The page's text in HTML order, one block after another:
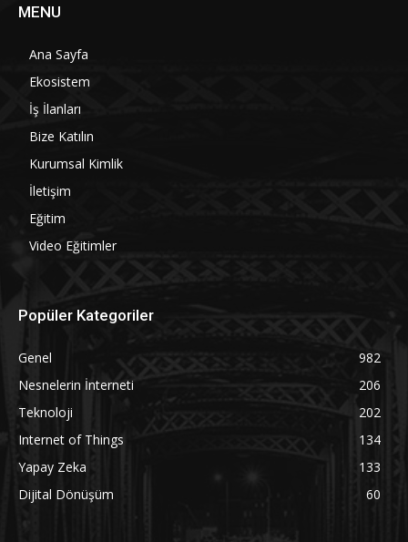
MENU
Ana Sayfa
Ekosistem
İş İlanları
Bize Katılın
Kurumsal Kimlik
İletişim
Eğitim
Video Eğitimler
Popüler Kategoriler
Genel
982
Nesnelerin İnterneti
206
Teknoloji
202
Internet of Things
134
Yapay Zeka
133
Dijital Dönüşüm
60